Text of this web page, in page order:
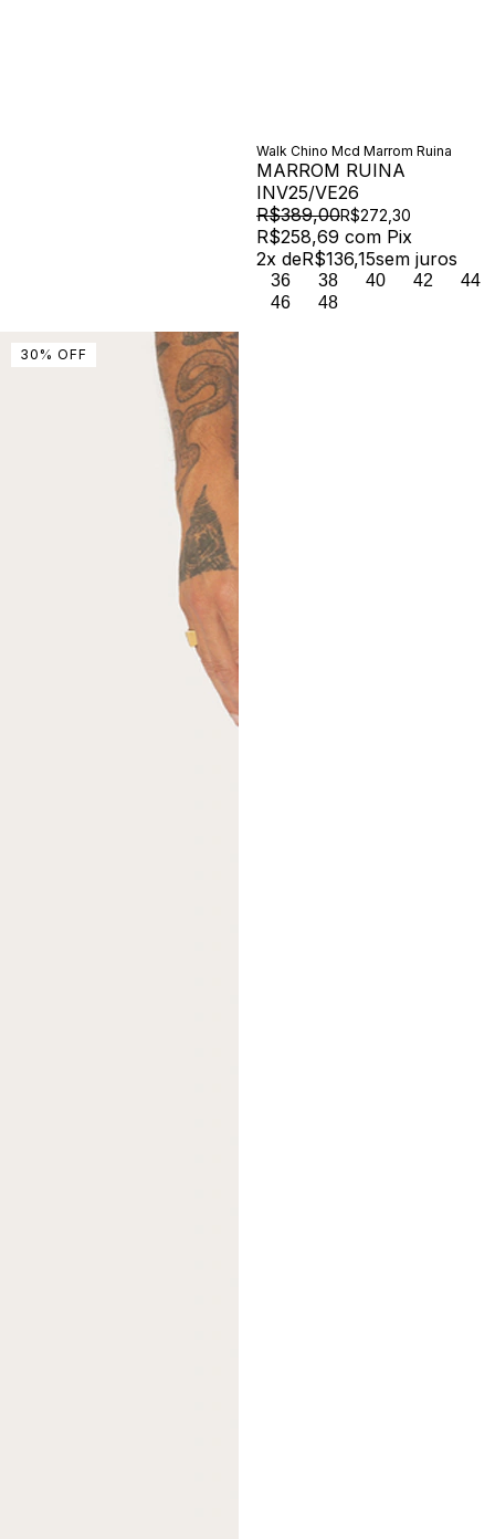
Walk Chino Mcd Marrom Ruina
MARROM RUINA
INV25/VE26
R$389,00R$272,30
R$258,69 com Pix
2x deR$136,15sem juros
36 38 40 42
44
46
48
30 % OFF